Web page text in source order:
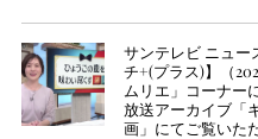
サンテレビ ニュー
チ+(プラス)】（
ムリエ」コーナー
放送アーカイブ「
画」にてご覧いた